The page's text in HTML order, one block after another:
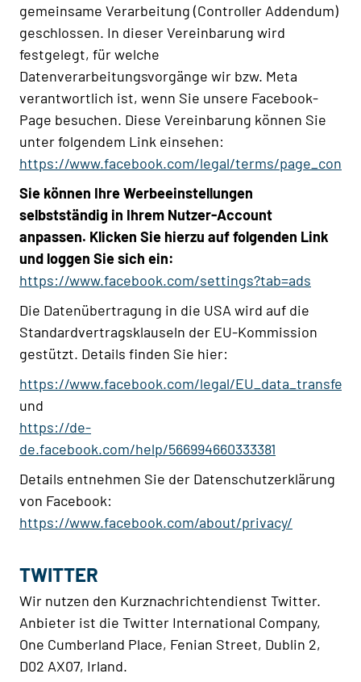
gemeinsame Verarbeitung (Controller Addendum)
geschlossen. In dieser Vereinbarung wird
festgelegt, für welche
Datenverarbeitungsvorgänge wir bzw. Meta
verantwortlich ist, wenn Sie unsere Facebook-
Page besuchen. Diese Vereinbarung können Sie
unter folgendem Link einsehen:
https://www.facebook.com/legal/terms/
Sie können Ihre Werbeeinstellungen
selbstständig in Ihrem Nutzer-Account
anpassen. Klicken Sie hierzu auf folgenden Link
und loggen Sie sich ein:
https://www.facebook.com/settings?tab=ads
Die Datenübertragung in die USA wird auf die
Standardvertragsklauseln der EU-Kommission
gestützt. Details finden Sie hier:
https://www.facebook.com/legal/
und
https://de-
de.facebook.com/help/566994660333381
Details entnehmen Sie der Datenschutzerklärung
von Facebook:
https://www.facebook.com/about/privacy/
TWITTER
Wir nutzen den Kurznachrichtendienst Twitter.
Anbieter ist die Twitter International Company,
One Cumberland Place, Fenian Street, Dublin 2,
D02 AX07, Irland.